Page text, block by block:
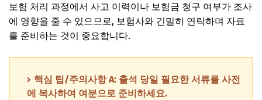
보험 처리 과정에서 사고 이력이나 보험금 청구 여부가 조사
에 영향을 줄 수 있으므로, 보험사와 긴밀히 연락하며 자료
를 준비하는 것이 중요합니다.
핵심 팁/주의사항 A: 출석 당일 필요한 서류를 사전
에 복사하여 여분으로 준비하세요.